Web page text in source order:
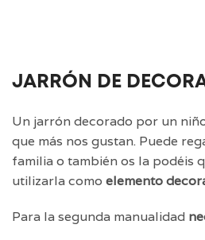
JARRÓN DE
Un jarrón decorado por un
que más nos gustan. Puede
familia o también os la podéis
utilizarla como elemento
Para la segunda manualidad